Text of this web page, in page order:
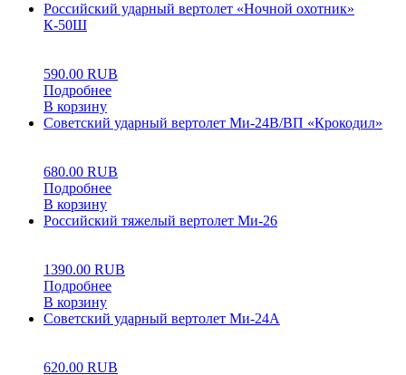
Российский ударный вертолет «Ночной охотник»
К-50Ш
590.00 RUB
Подробнее
В корзину
Советский ударный вертолет Ми-24В/ВП «Крокодил»
680.00 RUB
Подробнее
В корзину
Российский тяжелый вертолет Ми-26
1390.00 RUB
Подробнее
В корзину
Советский ударный вертолет Ми-24А
620.00 RUB